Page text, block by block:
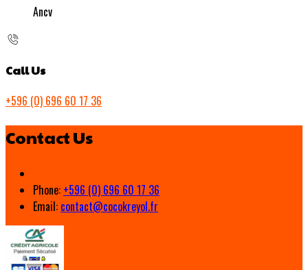
Ancv
Call Us
+596 (0) 696 60 17 36
Contact Us
Phone: +596 (0) 696 60 17 36
Email: contact@cocokreyol.fr